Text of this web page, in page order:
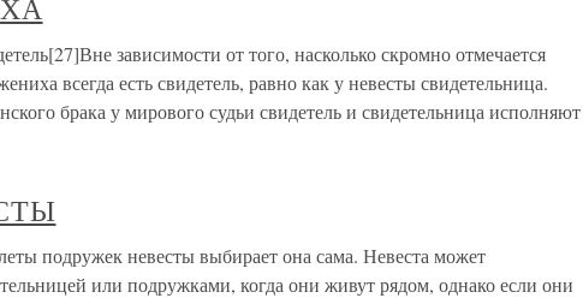
зависимости от того, насколько скромно отмечается
всегда есть свидетель, равно как у невесты свидетельница.
брака у мирового судьи свидетель и свидетельница исполняют
подружек невесты выбирает она сама. Невеста может
или подружками, когда они живут рядом, однако если они